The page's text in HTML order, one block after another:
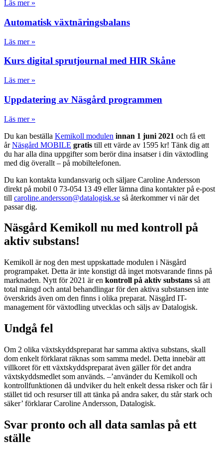
Läs mer »
Automatisk växtnäringsbalans
Läs mer »
Kurs digital sprutjournal med HIR Skåne
Läs mer »
Uppdatering av Näsgård programmen
Läs mer »
Du kan beställa Kemikoll modulen innan 1 juni 2021 och få ett
årNäsgård MOBILE gratis till ett värde av 1595 kr! Tänk dig att
du har alla dina uppgifter som berör dina insatser i din växtodling
med dig överallt – på mobiltelefonen.
Du kan kontakta kundansvarig och säljare Caroline Andersson
direkt på mobil 0 73-054 13 49 eller lämna dina kontakter på e-post
till caroline.andersson@datalogisk.se så återkommer vi när det
passar dig.
Näsgård Kemikoll nu med kontroll på
aktiv substans!
Kemikoll är nog den mest uppskattade modulen i Näsgård
programpaket. Detta är inte konstigt då inget motsvarande finns på
marknaden. Nytt för 2021 är en kontroll på aktiv substans så att
total mängd och antal behandlingar för den aktiva substansen inte
överskrids även om den finns i olika preparat. Näsgård IT-
management för växtodling utvecklas och säljs av Datalogisk.
Undgå fel
Om 2 olika växtskyddspreparat har samma aktiva substans, skall
dom enkelt förklarat räknas som samma medel. Detta innebär att
villkoret för ett växtskyddspreparat även gäller för det andra
växtskyddsmedlet som används. –’använder du Kemikoll och
kontrollfunktionen då undviker du helt enkelt dessa risker och får i
stället tid och resurser till att tänka på andra saker, du står stark och
säker’ förklarar Caroline Andersson, Datalogisk.
Svar pronto och all data samlas på ett
ställe